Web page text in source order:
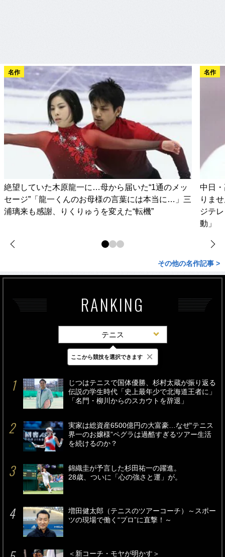
名作
絶望していた木原龍一に…母から届いた“1通のメッ
セージ”「龍一くんのお母様の言葉には本当に…」三
浦璃来も感謝、りくりゅうを変えた“転機”
名作
中日
りま
ジテ
動」
その他の名作記事 >
RANKING
テニス
最新 24時間 週間
じつはテニスで国体優勝、杉村太蔵が振り返る
伝説の学生時代「史上最年少で北海道王者に」
「名門・柳川からのスカウトを辞退」
実家は総資産6500億円の大富豪…なぜ“テニス
界一のお嬢様”ペグラは過酷すぎるツアー生活
を続けるのか？
錦織圭が予言した杉田祐一の躍進。
28歳、ついに「心の強さと運」が。
増田健太郎（テニスのツアーコーチ）～スポー
ツの現場で働く“プロ”に直撃！～
＜新コーチ・モヤが明かす＞
ここから競技を選択できます ×